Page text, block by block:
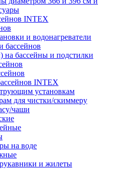
INTEX
и водонагреватели
бассейнов
на бассейны и подстилки
INTEX
установкам
для чистки/скиммеру
чаши
на воде
и жилеты